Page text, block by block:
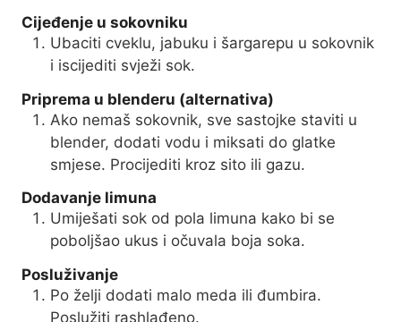
Cijeđenje u sokovniku
Ubaciti cveklu, jabuku i šargarepu u sokovnik
i iscijediti svježi sok.
Priprema u blenderu (alternativa)
Ako nemaš sokovnik, sve sastojke staviti u
blender, dodati vodu i miksati do glatke
smjese. Procijediti kroz sito ili gazu.
Dodavanje limuna
Umiješati sok od pola limuna kako bi se
poboljšao ukus i očuvala boja soka.
Posluživanje
Po želji dodati malo meda ili đumbira.
Poslužiti rashlađeno.